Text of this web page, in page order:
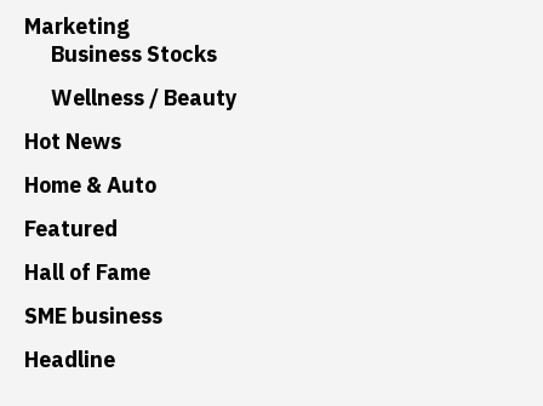
Marketing
Business Stocks
Wellness / Beauty
Hot News
Home & Auto
Featured
Hall of Fame
SME business
Headline